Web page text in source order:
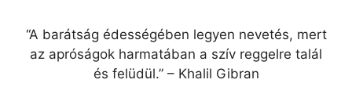
“A barátság édességében legyen nevetés, mert
az apróságok harmatában a szív reggelre talál
és felüdül.” – Khalil Gibran